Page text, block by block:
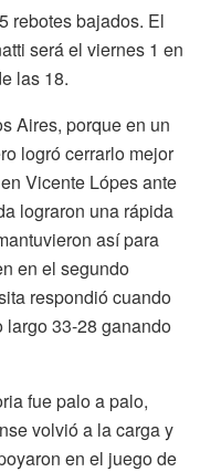
rebotes bajados. El
será el viernes 1 en
las 18.
Aires, porque en un
logró cerrarlo mejor
Vicente Lópes ante
lograron una rápida
así para
en el segundo
respondió cuando
largo 33-28 ganando
fue palo a palo,
volvió a la carga y
en el juego de